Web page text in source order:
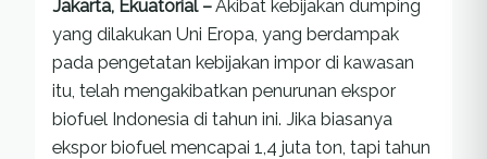
Jakarta, Ekuatorial –Akibat kebijakan dumping
yang dilakukan Uni Eropa, yang berdampak
pada pengetatan kebijakan impor di kawasan
itu, telah mengakibatkan penurunan ekspor
biofuel Indonesia di tahun ini. Jika biasanya
ekspor biofuel mencapai 1,4 juta ton, tapi tahun